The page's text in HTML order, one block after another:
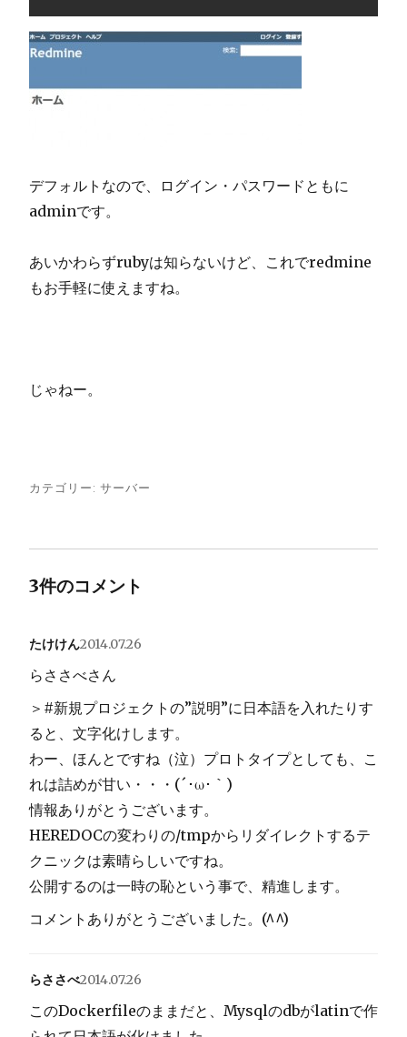
デフォルトなので、ログイン・パスワードともに
adminです。
あいかわらずrubyは知らないけど、これでredmine
もお手軽に使えますね。
じゃねー。
カテゴリー:サーバー
3件のコメント
たけけん2014.07.26
らささべさん
＞#新規プロジェクトの”説明”に日本語を入れたりす
ると、文字化けします。
わー、ほんとですね（泣）プロトタイプとしても、こ
れは詰めが甘い・・・(´･ω･｀)
情報ありがとうございます。
HEREDOCの変わりの/tmpからリダイレクトするテ
クニックは素晴らしいですね。
公開するのは一時の恥という事で、精進します。
コメントありがとうございました。(^^)
らささべ2014.07.26
このDockerfileのままだと、Mysqlのdbがlatinで作